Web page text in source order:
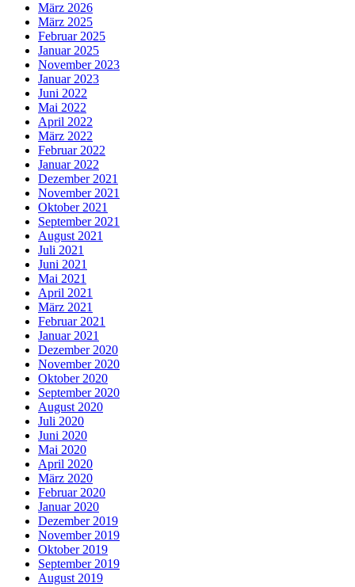
März 2026
März 2025
Februar 2025
Januar 2025
November 2023
Januar 2023
Juni 2022
Mai 2022
April 2022
März 2022
Februar 2022
Januar 2022
Dezember 2021
November 2021
Oktober 2021
September 2021
August 2021
Juli 2021
Juni 2021
Mai 2021
April 2021
März 2021
Februar 2021
Januar 2021
Dezember 2020
November 2020
Oktober 2020
September 2020
August 2020
Juli 2020
Juni 2020
Mai 2020
April 2020
März 2020
Februar 2020
Januar 2020
Dezember 2019
November 2019
Oktober 2019
September 2019
August 2019